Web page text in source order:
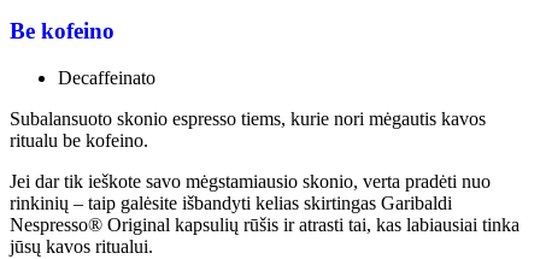
Be kofeino
Decaffeinato
Subalansuoto skonio espresso tiems, kurie nori mėgautis kavos
ritualu be kofeino.
Jei dar tik ieškote savo mėgstamiausio skonio, verta pradėti nuo
rinkinių – taip galėsite išbandyti kelias skirtingas Garibaldi
Nespresso® Original kapsulių rūšis ir atrasti tai, kas labiausiai tinka
jūsų kavos ritualui.